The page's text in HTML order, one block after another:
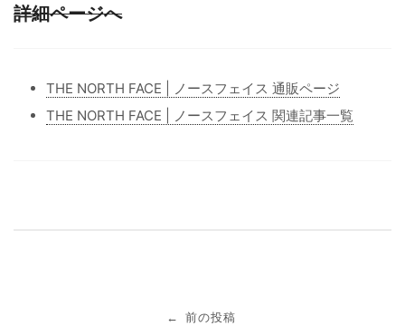
詳細ページへ
THE NORTH FACE | ノースフェイス 通販ページ
THE NORTH FACE | ノースフェイス 関連記事一覧
← 前の投稿